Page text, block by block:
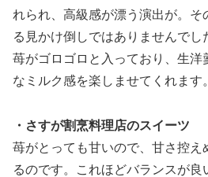
れられ、高級感が漂う演出が。そ
る見かけ倒しではありませんで
苺がゴロゴロと入っており、生洋
なミルク感を楽しませてくれます。
・さすが割烹料理店のスイーツ
苺がとっても甘いので、甘さ控え
るのです。これほどバランスが